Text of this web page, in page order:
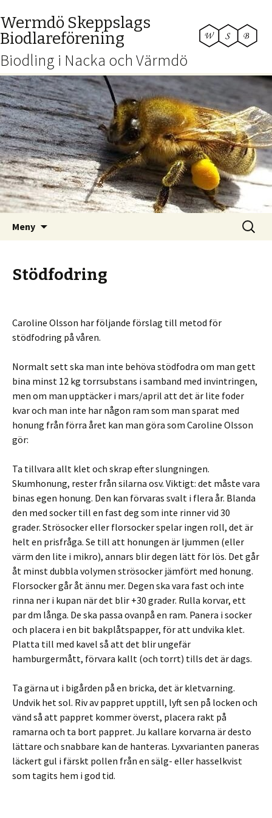
Wermdö Skeppslags
Biodlareförening
Biodling i Nacka och Värmdö
Meny
Sök
efter:
Stödfodring
Caroline Olsson har följande förslag till metod för
stödfodring på våren.
Normalt sett ska man inte behöva stödfodra om man gett
bina minst 12 kg torrsubstans i samband med invintringen,
men om man upptäcker i mars/april att det är lite foder
kvar och man inte har någon ram som man sparat med
honung från förra året kan man göra som Caroline Olsson
gör:
Ta tillvara allt klet och skrap efter slungningen.
Skumhonung, rester från silarna osv. Viktigt: det måste vara
binas egen honung. Den kan förvaras svalt i flera år. Blanda
den med socker till en fast deg som inte rinner vid 30
grader. Strösocker eller florsocker spelar ingen roll, det är
helt en prisfråga. Se till att honungen är ljummen (eller
värm den lite i mikro), annars blir degen lätt för lös. Det går
åt minst dubbla volymen strösocker jämfört med honung.
Florsocker går åt ännu mer. Degen ska vara fast och inte
rinna ner i kupan när det blir +30 grader. Rulla korvar, ett
par dm långa. De ska passa ovanpå en ram. Panera i socker
och placera i en bit bakplåtspapper, för att undvika klet.
Platta till med kavel så att det blir ungefär
hamburgermått, förvara kallt (och torrt) tills det är dags.
Ta gärna ut i bigården på en bricka, det är kletvarning.
Undvik het sol. Riv av pappret upptill, lyft sen på locken och
vänd så att pappret kommer överst, placera rakt på
ramarna och ta bort pappret. Ju kallare korvarna är desto
lättare och snabbare kan de hanteras. Lyxvarianten paneras
läckert gul i färskt pollen från en sälg- eller hasselkvist
som tagits hem i god tid.